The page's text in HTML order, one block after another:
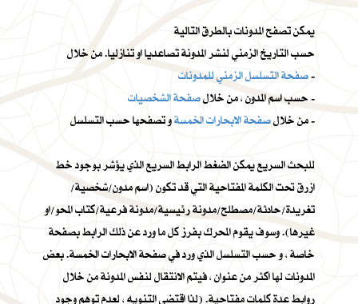
يمكن تصفح المدونات بالطرق التالية
حسب التاريخ الزمني لنشر المدونة تصاعديا او تنازليا. من خلال
صفحة التسلسل الزمني للمدونات-
حسب اسم المدون ، من خلالصفحة الشخصيات
-
من خلالصفحة الابحارات الخمسة
و تصفحها حسب التسلسل -
للبحث السريع يمكن الضغط الرابط السريع الذي يؤشر بوجود خط
ازرق تحت الكلمة المفتاحية التي قد تكون (اسم مدون/شخصية/
تغريدة/حادثة/مصطلح/مدونة رئيسية/مدونة فرعية/كتاب المحو/او
غيرها). وسوف يقوم المحرك بفرز كل ما ورد عن ذلك الرابط بصفحة
خاصة ، و حسب التسلسل الذي ورد في صفحة الابحارات الخمسة. بعض
المدونات لها اكثر من عنوان ، فيتم الانتقال لنفس المدونة من خلال